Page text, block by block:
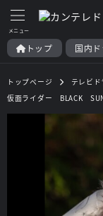
トップ 国内
トップページ テレビド
仮面ライダー BLACK